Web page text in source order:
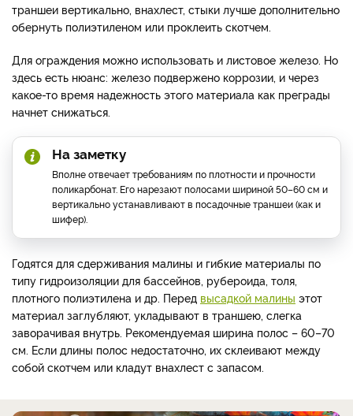
траншеи вертикально, внахлест, стыки лучше дополнительно
обернуть полиэтиленом или проклеить скотчем.
Для ограждения можно использовать и листовое железо. Но
здесь есть нюанс: железо подвержено коррозии, и через
какое-то время надежность этого материала как преграды
начнет снижаться.
На заметку
Вполне отвечает требованиям по плотности и прочности
поликарбонат. Его нарезают полосами шириной 50–60 см и
вертикально устанавливают в посадочные траншеи (как и
шифер).
Годятся для сдерживания малины и гибкие материалы по
типу гидроизоляции для бассейнов, рубероида, толя,
плотного полиэтилена и др. Перед высадкой малины этот
материал заглубляют, укладывают в траншею, слегка
заворачивая внутрь. Рекомендуемая ширина полос – 60–70
см. Если длины полос недостаточно, их склеивают между
собой скотчем или кладут внахлест с запасом.